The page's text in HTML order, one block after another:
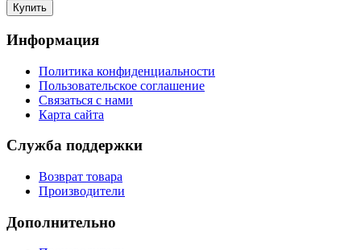
Информация
Политика конфиденциальности
Пользовательское соглашение
Связаться с нами
Карта сайта
Служба поддержки
Возврат товара
Производители
Дополнительно